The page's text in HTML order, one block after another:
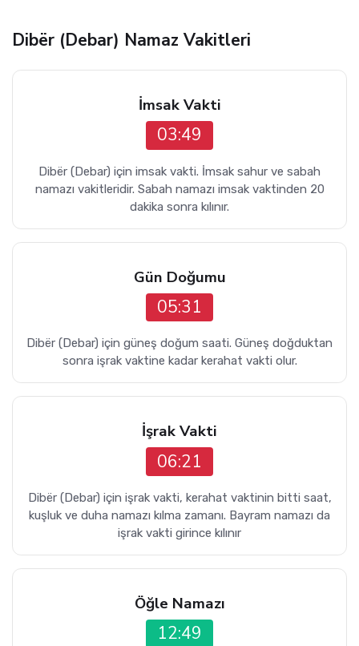
Dibër (Debar) Namaz Vakitleri
İmsak Vakti
03:49
Dibër (Debar) için imsak vakti. İmsak sahur ve sabah
namazı vakitleridir. Sabah namazı imsak vaktinden 20
dakika sonra kılınır.
Gün Doğumu
05:31
Dibër (Debar) için güneş doğum saati. Güneş doğduktan
sonra işrak vaktine kadar kerahat vakti olur.
İşrak Vakti
06:21
Dibër (Debar) için işrak vakti, kerahat vaktinin bitti saat,
kuşluk ve duha namazı kılma zamanı. Bayram namazı da
işrak vakti girince kılınır
Öğle Namazı
12:49